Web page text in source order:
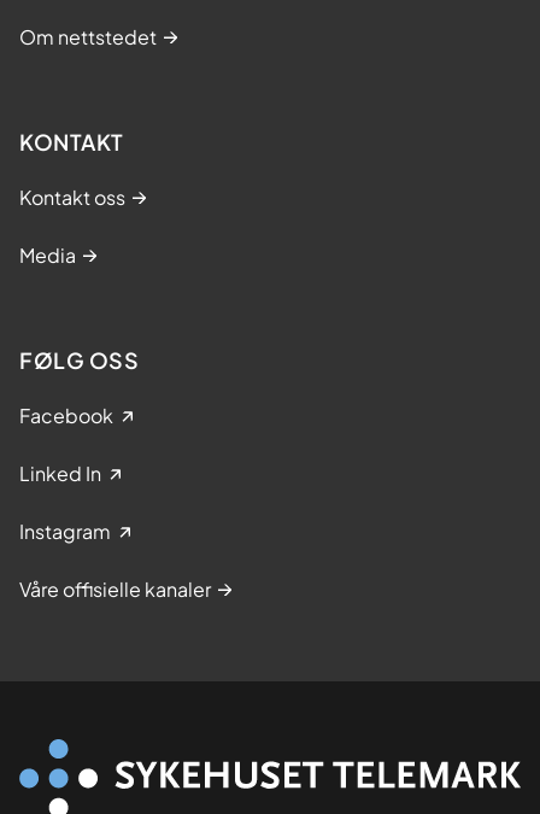
Om nettstedet
KONTAKT
Kontakt oss
Media
FØLG OSS
Facebook
Linked In
Instagram
Våre offisielle kanaler